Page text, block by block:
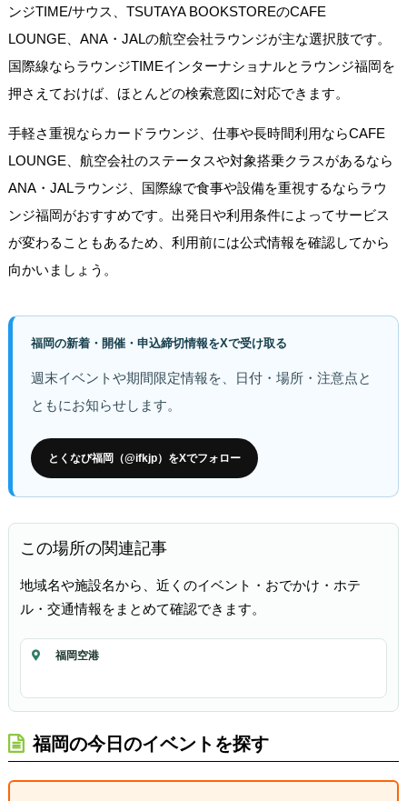
ンジTIME/サウス、TSUTAYA BOOKSTOREのCAFE
LOUNGE、ANA・JALの航空会社ラウンジが主な選択肢です。
国際線ならラウンジTIMEインターナショナルとラウンジ福岡を
押さえておけば、ほとんどの検索意図に対応できます。
手軽さ重視ならカードラウンジ、仕事や長時間利用ならCAFE
LOUNGE、航空会社のステータスや対象搭乗クラスがあるなら
ANA・JALラウンジ、国際線で食事や設備を重視するならラウ
ンジ福岡がおすすめです。出発日や利用条件によってサービス
が変わることもあるため、利用前には公式情報を確認してから
向かいましょう。
福岡の新着・開催・申込締切情報をXで受け取る
週末イベントや期間限定情報を、日付・場所・注意点と
ともにお知らせします。
とくなび福岡（@ifkjp）をXでフォロー
この場所の関連記事
地域名や施設名から、近くのイベント・おでかけ・ホテ
ル・交通情報をまとめて確認できます。
福岡空港
福岡の今日のイベントを探す